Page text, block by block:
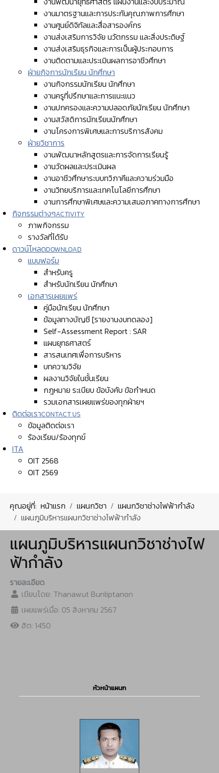
งานมาตรฐานและการประกันคุณภาพการศึกษา
งานศูนย์ดิจิทัลและสื่อสารองค์กร
งานส่งเสริมการวิจัย นวัตกรรม และสิ่งประดิษฐ์
งานส่งเสริมธุรกิจและการเป็นผู้ประกอบการ
งานติดตามและประเมินผลการอาชีวศึกษา
ฝ่ายกิจการนักเรียน นักศึกษา
งานกิจกรรมนักเรียน นักศึกษา
งานครูที่ปรึกษาและการแนะแนว
งานปกครองและความปลอดภัยนักเรียน นักศึกษา
งานสวัสดิการนักเรียนนักศึกษา
งานโครงการพิเศษและการบริการสังคม
ฝ่ายวิชาการ
งานพัฒนาหลักสูตรและการจัดการเรียนรู้
งานวัดผลและประเมินผล
งานอาชีวศึกษาระบบทวิภาคีและความร่วมมือ
งานวิทยบริการและเทคโนโลยีการศึกษา
งานการศึกษาพิเศษและความเสมอภาคทางการศึกษา
กิจกรรมต่างๆACTIVITY
ภาพกิจกรรม
รางวัลที่ได้รับ
ดาวน์โหลดDOWNLOAD
แบบฟอร์ม
สำหรับครู
สำหรับนักเรียน นักศึกษา
เอกสารเผยแพร่
คู่มือนักเรียน นักศึกษา
ข้อมูลทางบัญชี [รายงานงบทดลอง]
Self-Assessment Report : SAR
แผนยุทธศาสตร์
สารสนเทศเพื่อการบริหาร
บทความวิจัย
ผลงานวิจัยในชั้นเรียน
กฎหมาย ระเบียบ ข้อบังคับ ข้อกำหนด
รวมเอกสารเผยแพร่ของทุกฝ่ายฯ
ติดต่อเราCONTACT US
ข้อมูลติดต่อเรา
ร้องเรียน/ร้องทุกข์
ITA
OIT 2568
OIT 2569
คุณอยู่ที่: หน้าแรก แผนกวิชา
แผนกวิชาช่างไฟฟ้ากำลัง
แผนภูมิบริหารแผนกวิชาช่างไฟฟ้ากำลัง
แผนภูมิบริหารแผนกวิชาช่างไฟ
ฟ้ากำลัง
รายละเอียด
เขียนโดย: Thanawut Bunliptanon
เผยแพร่เมื่อ: 05 สิงหาคม 2567
ฮิต: 1450